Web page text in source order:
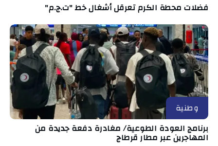
فضلات محطة الكرم تعرقل أشغال خط "ت.ج.م"
وطنية
برنامج العودة الطوعية/ مغادرة دفعة جديدة من
المهاجرين عبر مطار قرطاج